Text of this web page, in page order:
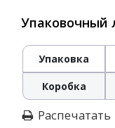
Упаковочный
Упаковка
Коробка
Распечатать